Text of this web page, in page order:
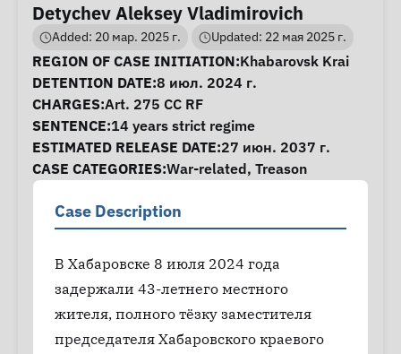
Detychev Aleksey Vladimirovich
Added: 20 мар. 2025 г. Updated: 22 мая 2025 г.
Case Information
REGION OF CASE INITIATION:Khabarovsk Krai
DETENTION DATE:8 июл. 2024 г.
CHARGES:Art. 275 CC RF
SENTENCE:14 years strict regime
ESTIMATED RELEASE DATE:27 июн. 2037 г.
CASE CATEGORIES:War-related, Treason
Case Description
В Хабаровске 8 июля 2024 года
задержали 43-летнего местного
жителя, полного тёзку заместителя
председателя Хабаровского краевого